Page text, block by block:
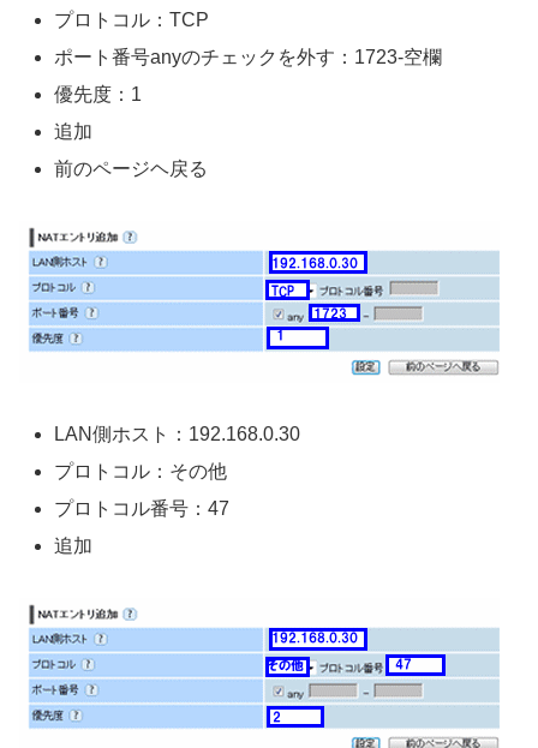
プロトコル：TCP
ポート番号anyのチェックを外す：1723-空欄
優先度：1
追加
前のページヘ戻る
LAN側ホスト：192.168.0.30
プロトコル：その他
プロトコル番号：47
追加